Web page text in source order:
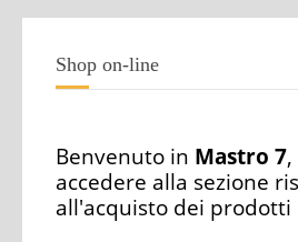
Shop on-line
Benvenuto in Mastro 7
accedere alla sezione
all'acquisto dei prodotti